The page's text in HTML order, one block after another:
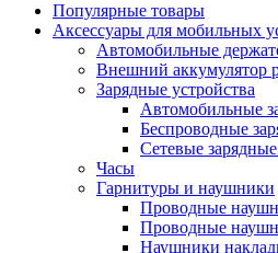
Популярные товары
Аксессуары для мобильных
Автомобильные
Внешний аккумулятор
Зарядные устройства
Автомобильные
Беспроводные
Сетевые
Часы
Гарнитуры и наушники
Проводные
Проводные
Наушники